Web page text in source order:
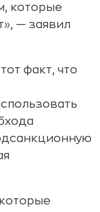
которые
— заявил
факт, что